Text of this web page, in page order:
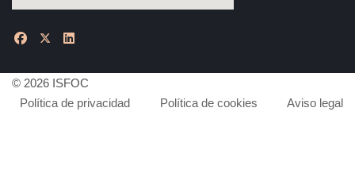
© 2026 ISFOC
Política de privacidad
Política de cookies Aviso legal